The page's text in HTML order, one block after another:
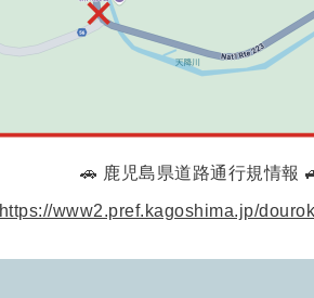
🚗 鹿児島県道路通行規情報
https://www2.pref.kagoshima.jp/